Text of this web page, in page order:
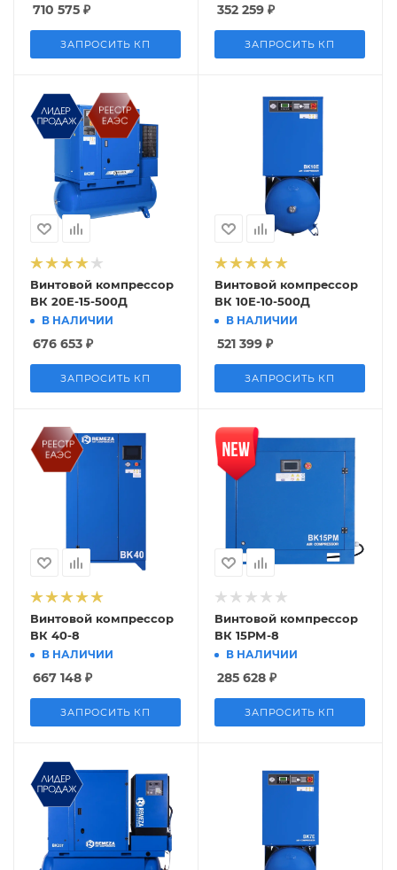
710 575 ₽
ЗАПРОСИТЬ КП
352 259 ₽
ЗАПРОСИТЬ КП
Винтовой компрессор
ВК 20E-15-500Д
В НАЛИЧИИ
676 653 ₽
ЗАПРОСИТЬ КП
Винтовой компрессор
ВК 10Е-10-500Д
В НАЛИЧИИ
521 399 ₽
ЗАПРОСИТЬ КП
Винтовой компрессор
ВК 40-8
В НАЛИЧИИ
667 148 ₽
ЗАПРОСИТЬ КП
Винтовой компрессор
ВК 15РМ-8
В НАЛИЧИИ
285 628 ₽
ЗАПРОСИТЬ КП